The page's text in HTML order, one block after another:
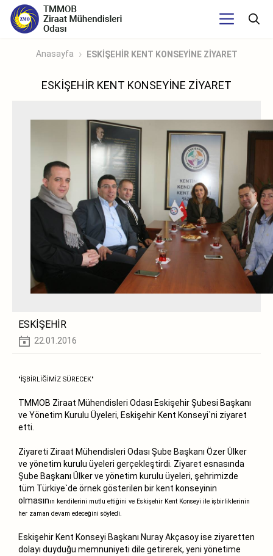
Anasayfa ESKİŞEHİR KENT KONSEYİNE ZİYARET
ESKİŞEHİR KENT KONSEYİNE ZİYARET
ESKİŞEHİR
22.01.2016
"İŞBİRLİĞİMİZ SÜRECEK"
TMMOB Ziraat Mühendisleri Odası Eskişehir Şubesi Başkanı
ve Yönetim Kurulu Üyeleri, Eskişehir Kent Konseyi`ni ziyaret
etti.
Ziyareti Ziraat Mühendisleri Odası Şube Başkanı Özer Ülker
ve yönetim kurulu üyeleri gerçekleştirdi. Ziyaret esnasında
Şube Başkanı Ülker ve yönetim kurulu üyeleri, şehrimizde
tüm Türkiye`de örnek gösterilen bir kent konseyinin
olmasının kendilerini mutlu ettiğini ve Eskişehir Kent Konseyi ile işbirliklerinin
her zaman devam edeceğini söyledi.
Eskişehir Kent Konseyi Başkanı Nuray Akçasoy ise ziyaretten
dolayı duyduğu memnuniyeti dile getirerek, yeni yönetime